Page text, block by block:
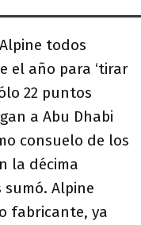
todos
el año para ‘tirar
22 puntos
a Abu Dhabi
consuelo de los
la décima
Alpine
fabricante, ya